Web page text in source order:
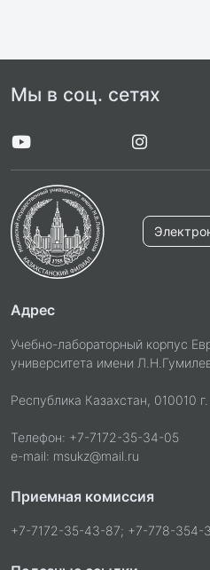
Мы в соц. сетях
Адрес
Учебно-лабораторный корпус
университета имени
Республика Казахстан, 010010
Телефон: +7-7172-35-34-05
e-mail: msukz@mail.ru
Приемная комиссия
+7-7172-35-43-87; +7-778-354-